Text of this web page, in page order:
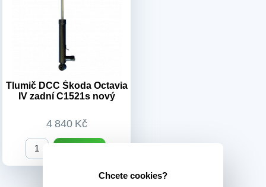
Tlumič DCC Škoda Octavia
IV zadní C1521s nový
4 840 Kč
5Q0513045BS/
5Q0513045BT/ 5QA513045C/
5QF513045G/ 5QF513045H
Škoda Octavia IV
Číslo dílu:3Q0513045AA,
C1521s
Chcete cookies?